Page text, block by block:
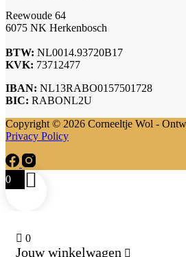
Reewoude 64
6075 NK Herkenbosch
BTW: NL0014.93720B17
KVK: 73712477
IBAN: NL13RABO0157501728
BIC: RABONL2U
Copyright © 2026 Corneeltje Wol -
Privacy Policy
0
0
Jouw winkelwagen